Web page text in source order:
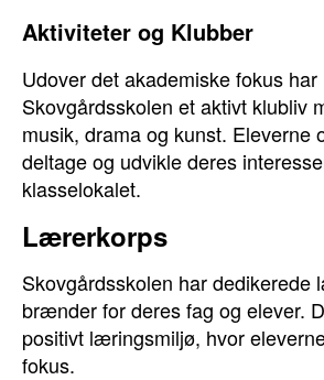
Aktiviteter og Klubber
Udover det akademiske fokus har
Skovgårdsskolen et aktivt klubliv
musik, drama og kunst. Eleverne
deltage og udvikle deres
klasselokalet.
Lærerkorps
Skovgårdsskolen har dedikerede
brænder for deres fag og elever.
positivt læringsmiljø, hvor
fokus.